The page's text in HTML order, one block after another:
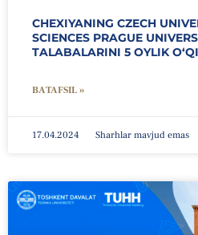
CHEXIYANING CZECH
SCIENCES PRAGUE
TALABALARINI 5 OYLIK
BATAFSIL »
17.04.2024 Sharhlar mavjud emas